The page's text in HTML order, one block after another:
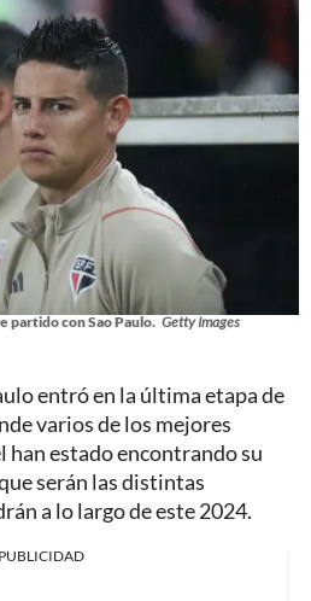
partido con Sao Paulo. Getty Images
entró en la última etapa de
varios de los mejores
estado encontrando su
serán las distintas
a lo largo de este 2024.
PUBLICIDAD